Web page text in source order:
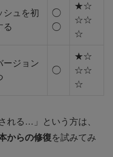
シュを初
る
◯
◯
★☆
☆☆
☆
ージョン
◯
★☆
☆☆
☆
れる…」という方は、
からの修復を試みてみ